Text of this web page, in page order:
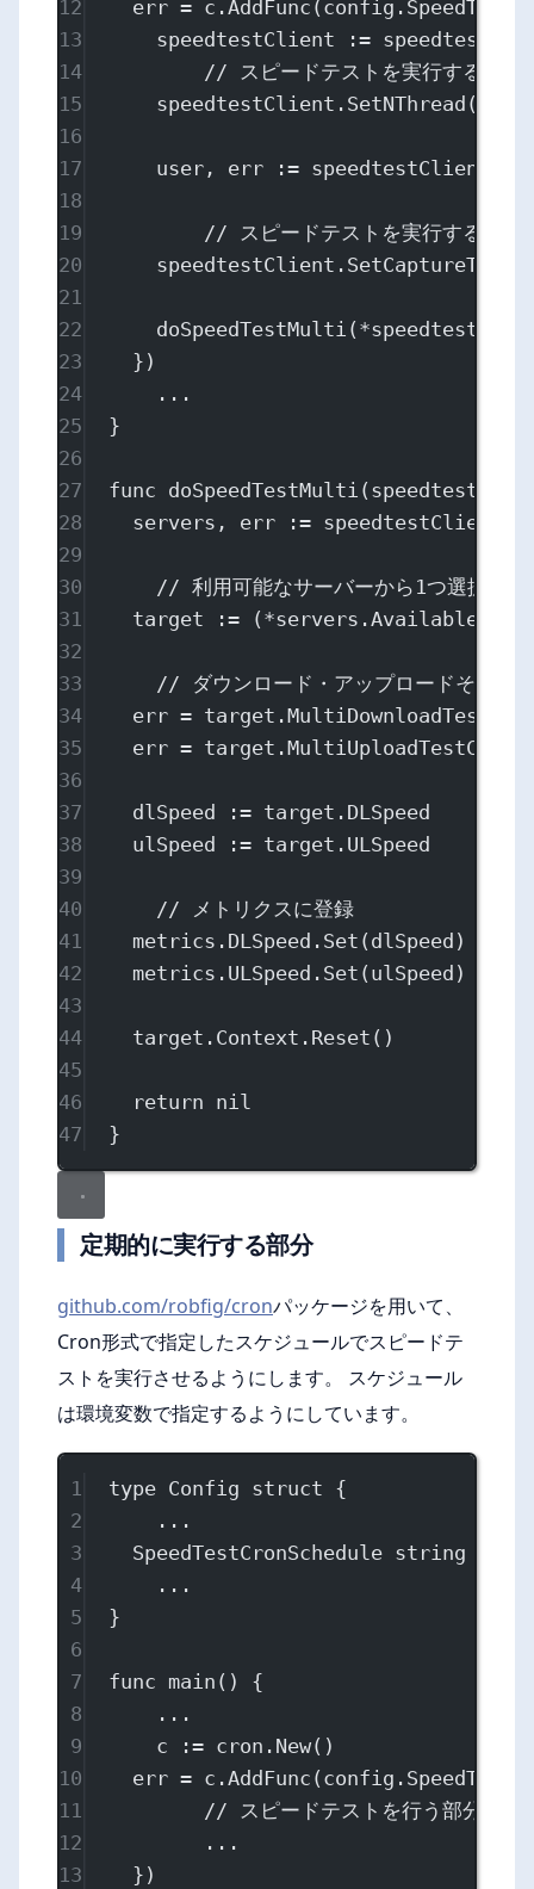
12 err = c.AddFunc
13
speedtestClient := speedtest.
14
// スピードテストを実行するスレ
15
speedtestClient. SetNThread
16
17
user, err := speedtestClient.
18
19
// スピードテストを実行する時間
20
speedtestClient. SetCaptureTime
21
22
doSpeedTestMulti ( *
23
})
24
...
25
}
26
27
func doSpeedTestMulti (
28
servers, err := speedtestClient.
29
30
// 利用可能なサーバーから1つ選択する
31
target := ( *servers.Available
32
33
// ダウンロード・アップロードそれぞ
34
err = target.
35
err = target.
36
37
dlSpeed := target.DLSpeed
38
ulSpeed := target.ULSpeed
39
40
// メトリクスに登録
41
metrics.DLSpeed. Set (dlSpeed)
42
metrics.ULSpeed. Set (ulSpeed)
43
44
target.Context. Reset ()
45
46
return nil
47
}
定期的に実行する部分
github.com/robfig/cronパッケージを用いて、
Cron形式で指定したスケジュールでスピードテ
ストを実行させるようにします。 スケジュール
は環境変数で指定するようにしています。
1 type Config struct {
2
...
3
SpeedTestCronSchedule string
4
...
5
}
6
7
func main () {
8
...
9
c := cron. New()
10
err = c.AddFunc
11
// スピードテストを行う部分
12
...
13
})